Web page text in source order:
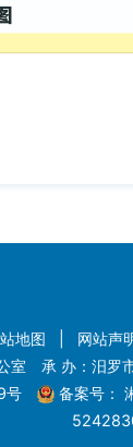
地图 网站声
室 承 办：汨
号
备案号：